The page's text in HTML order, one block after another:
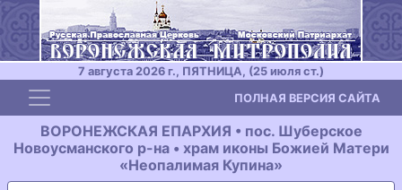
7 августа 2026 г., ПЯТНИЦА, (25 июля ст.)
Toggle navigation ПОЛНАЯ ВЕРСИЯ САЙТА
ВОРОНЕЖСКАЯ ЕПАРХИЯ • пос. Шуберское
Новоусманского р-на • храм иконы Божией Матери
«Неопалимая Купина»